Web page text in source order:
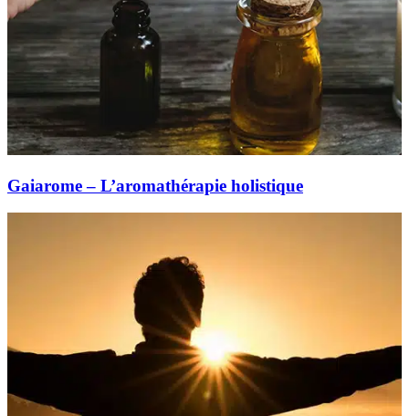
Gaiarome – L’aromathérapie holistique